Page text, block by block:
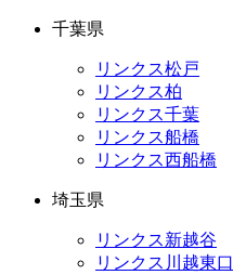
千葉県
リンクス松戸
リンクス柏
リンクス千葉
リンクス船橋
リンクス西船橋
埼玉県
リンクス新越谷
リンクス川越東口